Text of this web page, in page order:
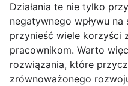
Działania te nie tylko
negatywnego wpływu
przynieść wiele korzyści
pracownikom. Warto
rozwiązania, które
zrównoważonego